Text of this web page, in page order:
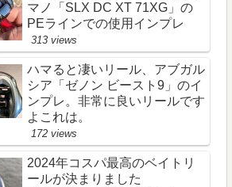
マノ「SLX DC XT 71XG」の
PEラインでの使用インプレ
313 views
ハマると凄いリール、アブガル
シア「ゼノン ビースト9」のイ
ンプレ。非常に良いリールです
よこれは。
172 views
2024年コスパ最高のベイトリ
ールが決まりました